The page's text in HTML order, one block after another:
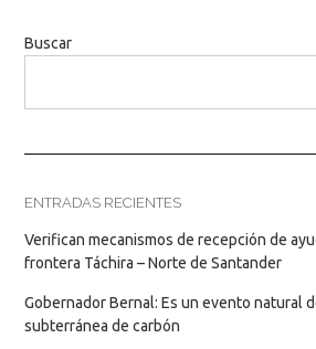
Buscar
ENTRADAS RECIENTES
Verifican mecanismos de recepción de
frontera Táchira – Norte de Santander
Gobernador Bernal: Es un evento natural
subterránea de carbón